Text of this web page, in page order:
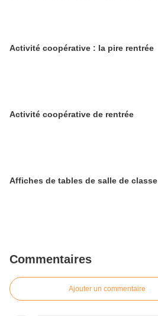
Activité coopérative : la pire rentrée
Activité coopérative de rentrée
Affiches de tables de salle de classe
Commentaires
Ajouter un commentaire